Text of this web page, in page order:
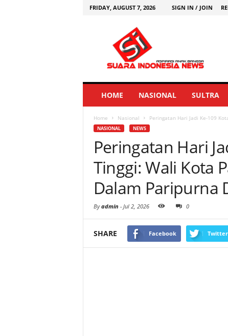
FRIDAY, AUGUST 7, 2026 SIGN IN / JOIN
HOME NASIONAL SULTRA
Home Nasional Peringatan Hari Jadi Ke-109
NASIONAL NEWS
Peringatan Hari
Tinggi: Wali Kota
Dalam Paripurna
Byadmin - Jul 2, 2026 0
SHARE Facebook Twitter